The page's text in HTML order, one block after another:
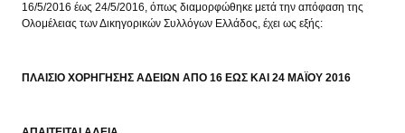
16/5/2016 έως 24/5/2016, όπως διαμορφώθηκε μετά την απόφαση της
Ολομέλειας των Δικηγορικών Συλλόγων Ελλάδος, έχει ως εξής:
ΠΛΑΙΣΙΟ ΧΟΡΗΓΗΣΗΣ ΑΔΕΙΩΝ ΑΠΟ 16 ΕΩΣ ΚΑΙ 24 ΜΑΪΟΥ 2016